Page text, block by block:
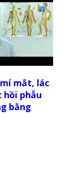
mắt, lác
hồi phẫu
bằng